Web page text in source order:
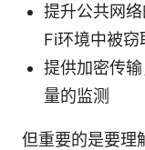
提升公共网
Fi环境中被窃
提供加密传
量的监测
但重要的是要理